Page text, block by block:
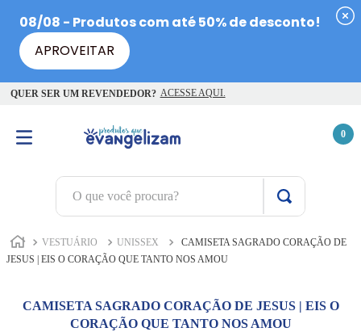
QUER SER UM REVENDEDOR? ACESSE AQUI.
0
O que você procura?
VESTUÁRIO UNISSEX
CAMISETA SAGRADO CORAÇÃO DE
JESUS | EIS O CORAÇÃO QUE TANTO NOS AMOU
CAMISETA SAGRADO CORAÇÃO DE JESUS | EIS O
CORAÇÃO QUE TANTO NOS AMOU
1º
terço jesus santas chagas
3º
biblia